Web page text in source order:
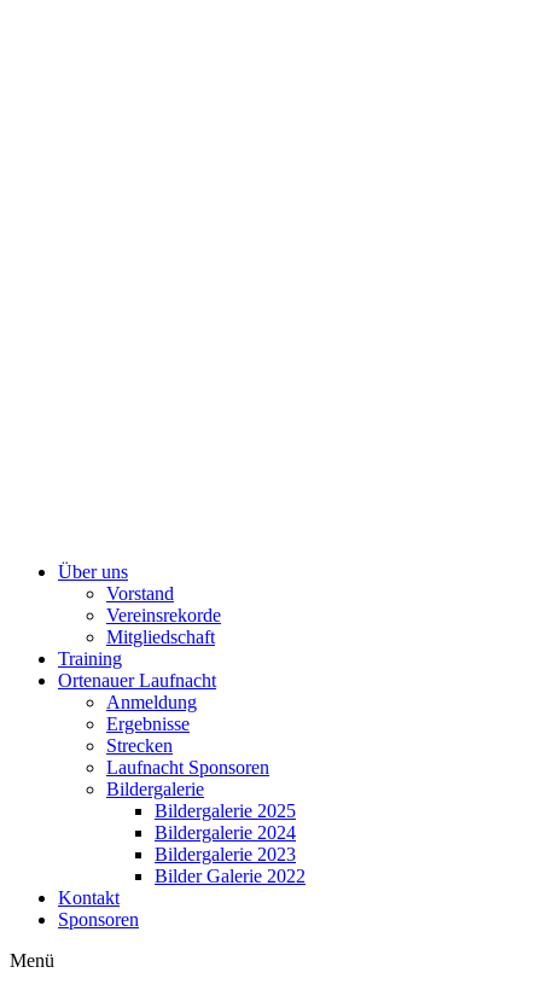
Über uns
Vorstand
Vereinsrekorde
Mitgliedschaft
Training
Ortenauer Laufnacht
Anmeldung
Ergebnisse
Strecken
Laufnacht Sponsoren
Bildergalerie
Bildergalerie 2025
Bildergalerie 2024
Bildergalerie 2023
Bilder Galerie 2022
Kontakt
Sponsoren
Menü